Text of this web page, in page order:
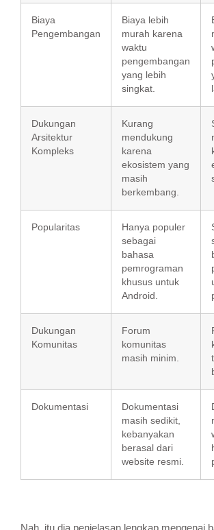
Biaya
Pengembangan
Biaya lebih
murah karena
waktu
pengembangan
yang lebih
singkat.
Dukungan
Arsitektur
Kompleks
Kurang
mendukung
karena
ekosistem yang
masih
berkembang.
Popularitas
Hanya populer
sebagai
bahasa
pemrograman
khusus untuk
Android.
Dukungan
Komunitas
Forum
komunitas
masih minim.
Dokumentasi
Dokumentasi
masih sedikit,
kebanyakan
berasal dari
website resmi.
Nah, itu dia penjelasan lengkap mengenai